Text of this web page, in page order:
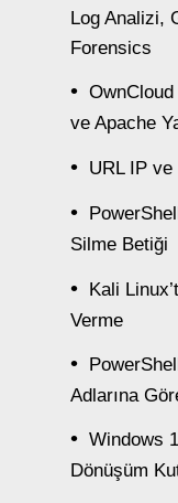
Log Analizi,
Forensics
ve Apache
URL IP ve
Silme Betiği
Kali
Verme
Adlarına
Windows
Dönüşüm